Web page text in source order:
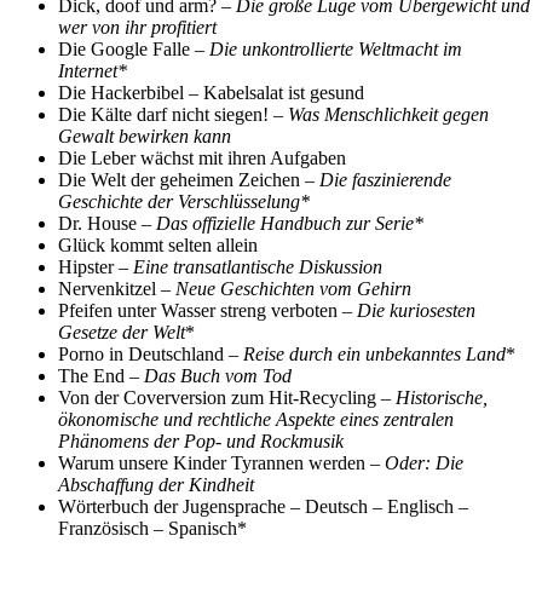
Dick, doof und arm? – Die große Lüge vom Übergewicht und
wer von ihr profitiert
Die Google Falle – Die unkontrollierte Weltmacht im
Internet*
Die Hackerbibel – Kabelsalat ist gesund
Die Kälte darf nicht siegen! – Was Menschlichkeit gegen
Gewalt bewirken kann
Die Leber wächst mit ihren Aufgaben
Die Welt der geheimen Zeichen – Die faszinierende
Geschichte der Verschlüsselung*
Dr. House – Das offizielle Handbuch zur Serie*
Glück kommt selten allein
Hipster – Eine transatlantische Diskussion
Nervenkitzel – Neue Geschichten vom Gehirn
Pfeifen unter Wasser streng verboten – Die kuriosesten
Gesetze der Welt*
Porno in Deutschland – Reise durch ein unbekanntes Land*
The End – Das Buch vom Tod
Von der Coverversion zum Hit-Recycling – Historische,
ökonomische und rechtliche Aspekte eines zentralen
Phänomens der Pop- und Rockmusik
Warum unsere Kinder Tyrannen werden – Oder: Die
Abschaffung der Kindheit
Wörterbuch der Jugensprache – Deutsch – Englisch –
Französisch – Spanisch*